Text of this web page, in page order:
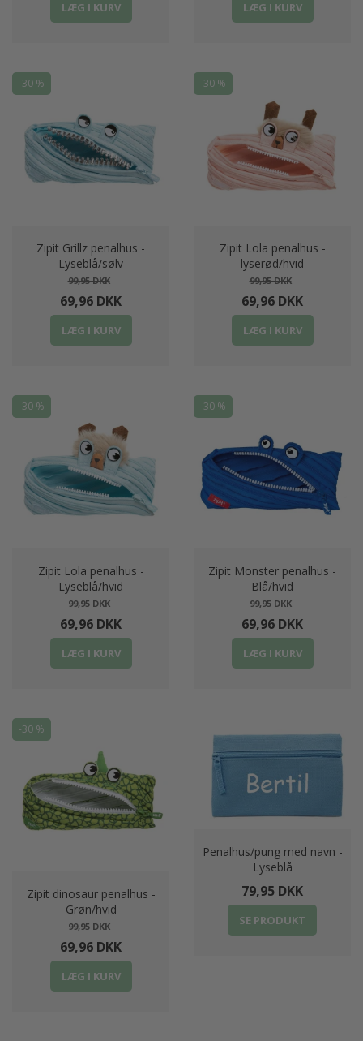
LÆG I KURV LÆG I KURV
-30 %
Zipit Grillz penalhus -
Lyseblå/sølv
99,95 DKK
69,96 DKK
LÆG I KURV
-30 %
Zipit Lola penalhus -
lyserød/hvid
99,95 DKK
69,96 DKK
LÆG I KURV
-30 %
Zipit Lola penalhus -
Lyseblå/hvid
99,95 DKK
69,96 DKK
LÆG I KURV
-30 %
Zipit Monster penalhus -
Blå/hvid
99,95 DKK
69,96 DKK
LÆG I KURV
-30 %
Zipit dinosaur penalhus -
Grøn/hvid
99,95 DKK
69,96 DKK
LÆG I KURV
Penalhus/pung med navn -
Lyseblå
79,95 DKK
SE PRODUKT